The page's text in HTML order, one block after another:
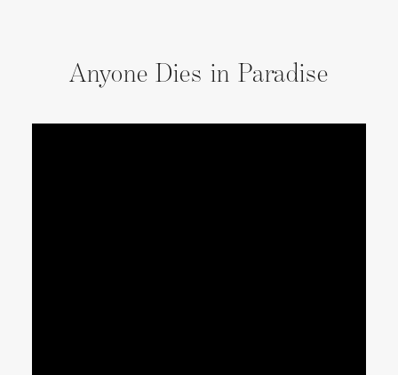
Anyone Dies in Paradise